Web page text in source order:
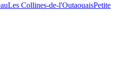
Les Collines-de-l'OutaouaisPetite